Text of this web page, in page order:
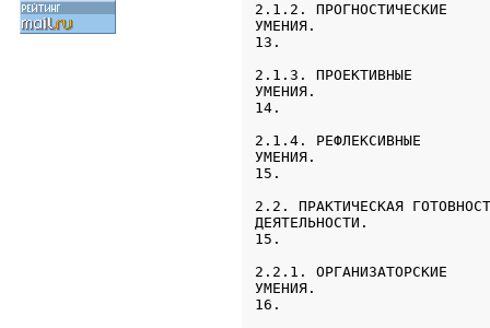
2.1.2. ПРОГНОСТИЧЕСКИЕ
УМЕНИЯ.
13.
2.1.3. ПРОЕКТИВНЫЕ
14.
2.1.4. РЕФЛЕКСИВНЫЕ
15.
2.2. ПРАКТИЧЕСКАЯ
15.
2.2.1. ОРГАНИЗАТОРСКИЕ
УМЕНИЯ.
16.